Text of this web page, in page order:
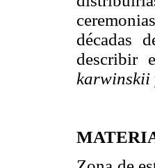
décadas
describir
karwinskii